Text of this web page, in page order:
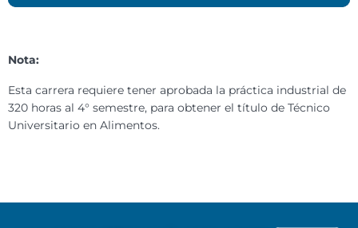
Nota:
Esta carrera requiere tener aprobada la práctica industrial de
320 horas al 4° semestre, para obtener el título de Técnico
Universitario en Alimentos.